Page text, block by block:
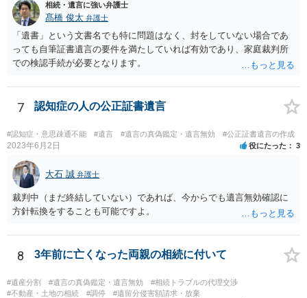
相続・遺言に強い弁護士
髙橋 俊太 弁護士
「遺書」という文書名でも特に問題はなく、封をしていない場合であ
っても自筆証書遺言の要件を満たしていれば有効であり、家庭裁判所
での検認手続が必要となります。
7 認知症の人の公正証書遺言
#認知症・意思疎通不能 #遺言 #遺言の真偽鑑定・遺言無効 #公正証書遺言の作成
2023年6月2日 役にたった 3
大石 誠 弁護士
裁判中（まだ終結していない）であれば、今からでも遺言無効確認に
方針転換をすることも可能ですよ。
8 3年前に亡くなった両親の相続に付いて
#遺産分割 #遺言の真偽鑑定・遺言無効
#相続トラブルの代理交渉
#不動産・土地の相続
#調停 #遺留分侵害額請求・放棄